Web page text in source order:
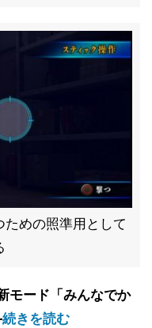
めの照準用として
モード「みんなでか
続きを読む